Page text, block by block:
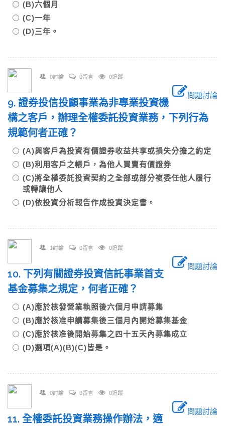
(B)六個月
(C)一年
(D)三年。
0討論 0留言 0追蹤
問題討論
9. 證券投信投顧事業為非專業投資機
構之客戶，辦理全權委託投資業務，下列行為
規範何者正確？
(A)與客戶為投資有價證券收益共享或損失分擔之約定
(B)利用客戶之帳戶，為他人買賣有價證券
(C)將全權委託投資契約之全部或部分複委任他人履行
或轉讓他人
(D)依投資分析報告作成投資決定書。
1討論 0留言 0追蹤
問題討論
10. 下列有關證券投資信託事業首支
基金募集之規定，何者正確？
(A)應於核發營業執照後六個月申請募集
(B)應於核准申請募集後三個月內開始募集基金
(C)應於核准後開始募集之四十五天內募集成立
(D)選項(A)(B)(C)皆是。
0討論 0留言 0追蹤
問題討論
11. 全權委託投資業務操作辦法，適